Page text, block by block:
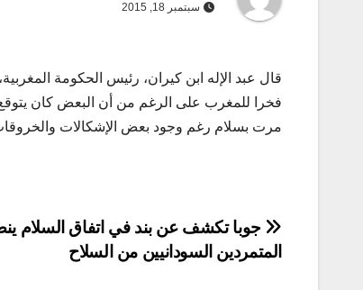
سبتمبر 18, 2015
قال عبد الإله ابن كيران، رئيس الحكومة
فخرا للمغرب على الرغم من أن البعض كان يتوقع
مرت بسلام رغم وجود بعض الإشكالات
تصفّح
المقالات
جوبا تكشف عن بند في اتفاق السلام
المتمردين السودانيين من السلاح